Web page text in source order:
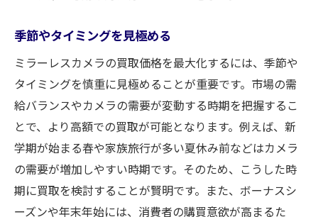
季節やタイミングを見極める
ミラーレスカメラの買取価格を最大化するには、季節や
タイミングを慎重に見極めることが重要です。市場の需
給バランスやカメラの需要が変動する時期を把握するこ
とで、より高額での買取が可能となります。例えば、新
学期が始まる春や家族旅行が多い夏休み前などはカメラ
の需要が増加しやすい時期です。そのため、こうした時
期に買取を検討することが賢明です。また、ボーナスシ
ーズンや年末年始には、消費者の購買意欲が高まるた